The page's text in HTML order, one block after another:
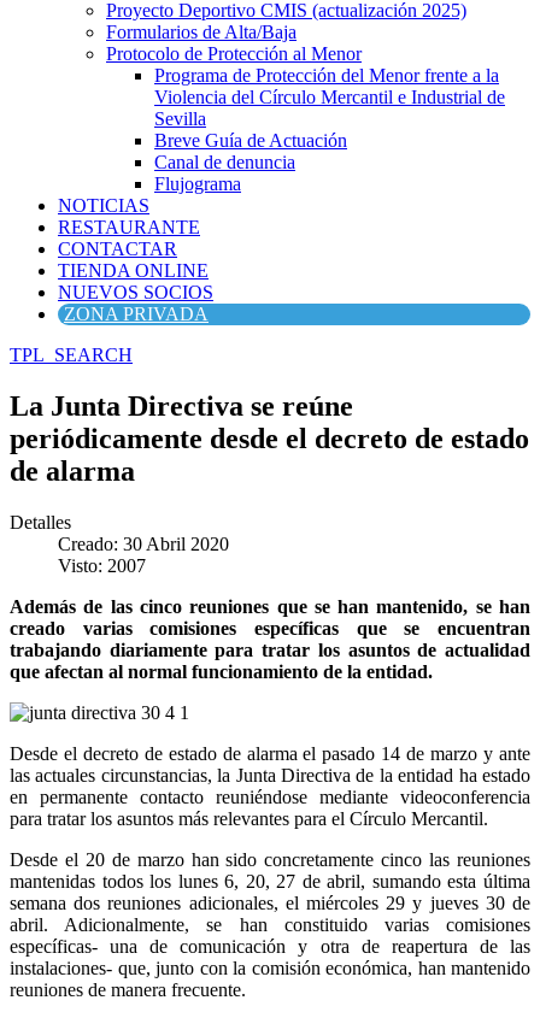
Proyecto Deportivo CMIS (actualización 2025)
Formularios de Alta/Baja
Protocolo de Protección al Menor
Programa de Protección del Menor frente a la
Violencia del Círculo Mercantil e Industrial de
Sevilla
Breve Guía de Actuación
Canal de denuncia
Flujograma
NOTICIAS
RESTAURANTE
CONTACTAR
TIENDA ONLINE
NUEVOS SOCIOS
ZONA PRIVADA
TPL_SEARCH
La Junta Directiva se reúne
periódicamente desde el decreto de estado
de alarma
Detalles
Creado: 30 Abril 2020
Visto: 2007
Además de las cinco reuniones que se han mantenido, se han
creado varias comisiones específicas que se encuentran
trabajando diariamente para tratar los asuntos de actualidad
que afectan al normal funcionamiento de la entidad.
Desde el decreto de estado de alarma el pasado 14 de marzo y ante
las actuales circunstancias, la Junta Directiva de la entidad ha estado
en permanente contacto reuniéndose mediante videoconferencia
para tratar los asuntos más relevantes para el Círculo Mercantil.
Desde el 20 de marzo han sido concretamente cinco las reuniones
mantenidas todos los lunes 6, 20, 27 de abril, sumando esta última
semana dos reuniones adicionales, el miércoles 29 y jueves 30 de
abril. Adicionalmente, se han constituido varias comisiones
específicas- una de comunicación y otra de reapertura de las
instalaciones- que, junto con la comisión económica, han mantenido
reuniones de manera frecuente.